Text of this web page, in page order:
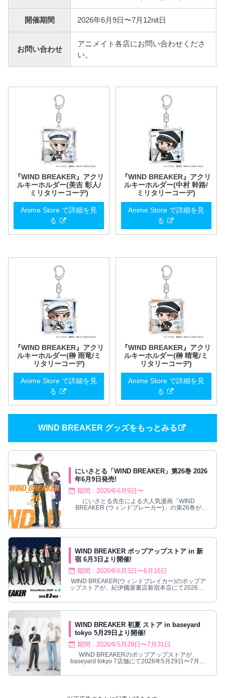
開催期間 2026年6月9日〜7月12nit日
お問い合わせ
アニメイト各店にお問い合わせくださ
い。
『WIND BREAKER』アクリ
ルキーホルダー(美吉 彰人/
ミリタリーコーデ)
Anime Store で詳細を見
る
『WIND BREAKER』アクリ
ルキーホルダー(中村 幹路/
ミリタリーコーデ)
Anime Store で詳細を見
る
『WIND BREAKER』アクリ
ルキーホルダー(榊 雨竜/ミ
リタリーコーデ)
Anime Store で詳細を見
る
『WIND BREAKER』アクリ
ルキーホルダー(榊 晴竜/ミ
リタリーコーデ)
Anime Store で詳細を見
る
WIND BREAKER グッズをもっとみる
にいさとる「WIND BREAKER」第26巻 2026
年6月9日発売!
期間 : 2026年6月9日〜
にいさとる先生による大人気漫画「WIND
BREAKER (ウィンドブレーカー)」の第26巻が
WIND BREAKER ポップアップストア in 新
宿 6月3日より開催!
期間 : 2026年6月3日〜6月16日
WIND BREAKER(ウィンドブレイカー)のポップア
ップストアが、紀伊國屋書店新宿本店にて2026年6
WIND BREAKER 初夏 ストア in baseyard
tokyo 5月29日より開催!
期間 : 2026年5月29日〜7月31日
WIND BREAKERのポップアップストアが、
baseyard tokyo 7店舗にて2026年5月29日〜7月31